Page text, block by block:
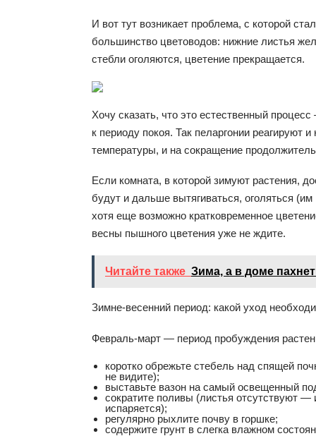
И вот тут возникает проблема, с которой
большинство цветоводов: нижние листья
стебли оголяются, цветение прекращается.
Хочу сказать, что это естественный
к периоду покоя. Так пеларгонии реагируют
температуры, и на сокращение
Если комната, в которой зимуют растения,
будут и дальше вытягиваться, оголяться (им
хотя еще возможно кратковременное
весны пышного цветения уже не ждите.
Читайте также Зима, а в доме
Зимне-весенний период: какой уход
Февраль-март — период пробуждения
коротко обрежьте стебель над спящей
не видите);
выставьте вазон на самый освещенный
сократите поливы (листья отсутствуют —
испаряется);
регулярно рыхлите почву в горшке;
содержите грунт в слегка влажном